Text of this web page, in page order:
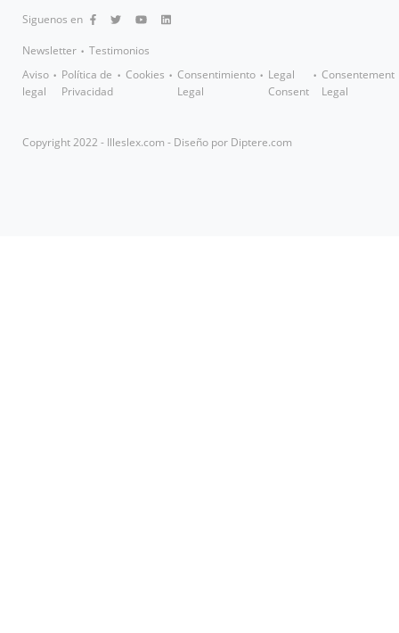
Siguenos en
Newsletter
Testimonios
Aviso
legal
Política de
Privacidad
Cookies
Consentimiento
Legal
Legal
Consent
Consentement
Legal
Copyright 2022 - Illeslex.com - Diseño por Diptere.com